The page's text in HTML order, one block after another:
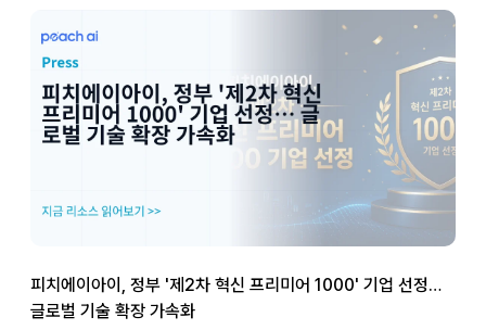
피치에이아이, 정부 '제2차 혁신 프리미어 1000' 기업 선정…
글로벌 기술 확장 가속화